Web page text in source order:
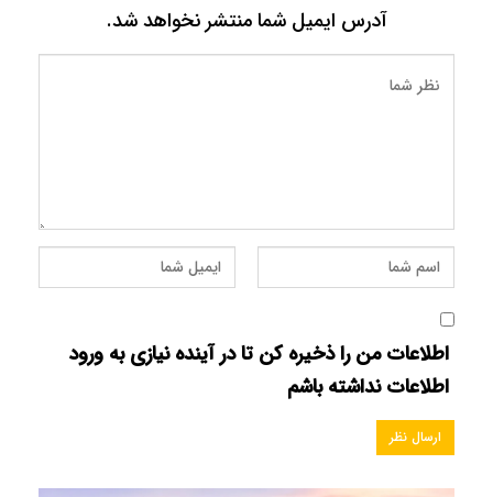
آدرس ایمیل شما منتشر نخواهد شد.
اطلاعات من را ذخیره کن تا در آینده نیازی به ورود
اطلاعات نداشته باشم